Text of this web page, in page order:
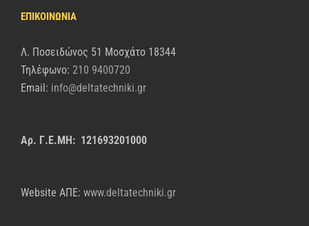
ΕΠΙΚΟΙΝΩΝΙΑ
Λ. Ποσειδώνος 51 Μοσχάτο 18344
Τηλέφωνο: 210 9400720
Email: info@deltatechniki.gr
Αρ. Γ.Ε.ΜΗ: 121693201000
Website AΠΕ: www.deltatechniki.gr